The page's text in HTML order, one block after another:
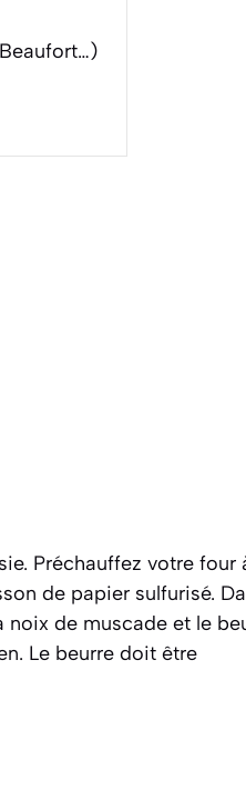
Préchauffez votre four
de papier sulfurisé.
noix de muscade et le
Le beurre doit être